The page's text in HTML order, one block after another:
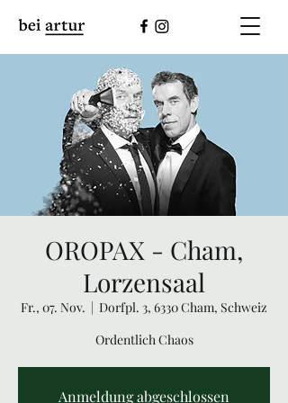
OROPAX - Cham,
Lorzensaal
Fr., 07. Nov.
  |
Dorfpl. 3, 6330 Cham, Schweiz
Ordentlich Chaos
Anmeldung abgeschlossen